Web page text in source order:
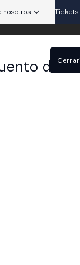
nosotros Tickets
delCerrar